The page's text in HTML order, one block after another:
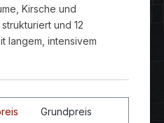
Kirsche und
und 12
langem, intensivem
Grundpreis